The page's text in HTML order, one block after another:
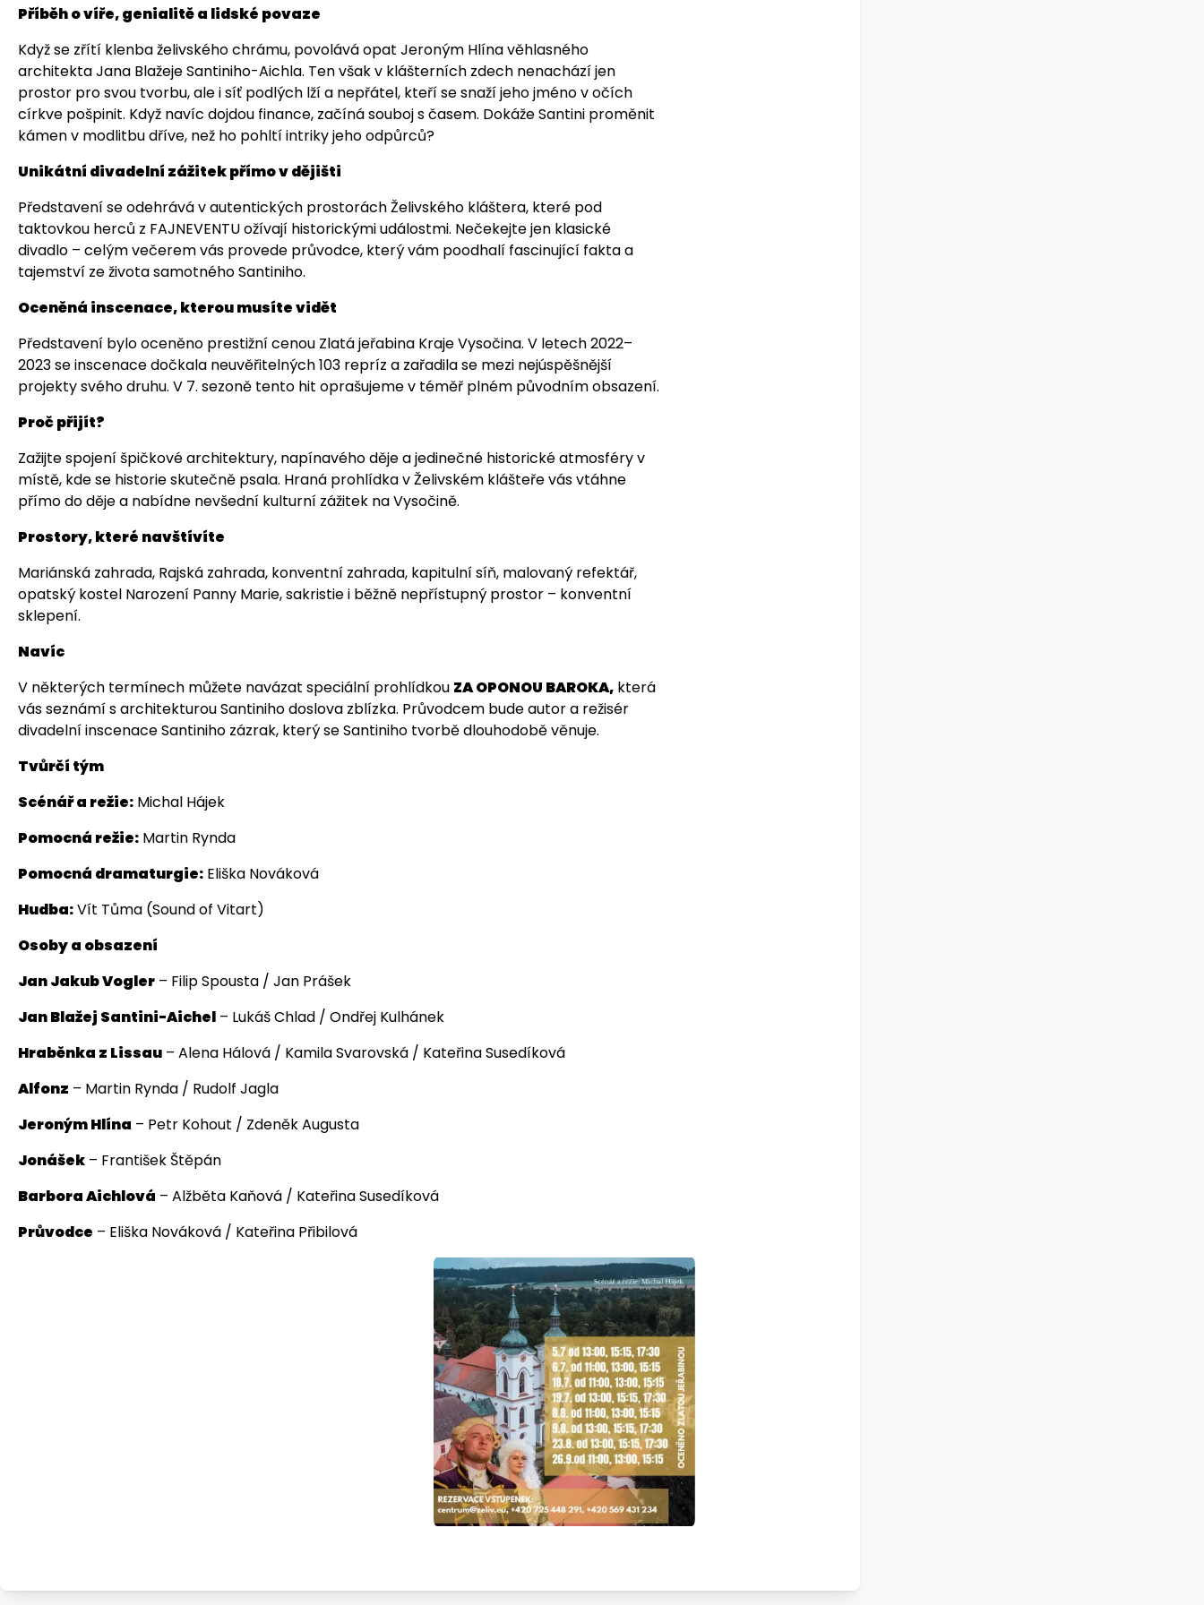
Příběh o víře, genialitě a lidské povaze
Když se zřítí klenba želivského chrámu, povolává opat Jeroným Hlína věhlasného
architekta Jana Blažeje Santiniho-Aichla. Ten však v klášterních zdech nenachází jen
prostor pro svou tvorbu, ale i síť podlých lží a nepřátel, kteří se snaží jeho jméno v očích
církve pošpinit. Když navíc dojdou finance, začíná souboj s časem. Dokáže Santini proměnit
kámen v modlitbu dříve, než ho pohltí intriky jeho odpůrců?
Unikátní divadelní zážitek přímo v dějišti
Představení se odehrává v autentických prostorách Želivského kláštera, které pod
taktovkou herců z FAJNEVENTU ožívají historickými událostmi. Nečekejte jen klasické
divadlo – celým večerem vás provede průvodce, který vám poodhalí fascinující fakta a
tajemství ze života samotného Santiniho.
Oceněná inscenace, kterou musíte vidět
Představení bylo oceněno prestižní cenou Zlatá jeřabina Kraje Vysočina. V letech 2022–
2023 se inscenace dočkala neuvěřitelných 103 repríz a zařadila se mezi nejúspěšnější
projekty svého druhu. V 7. sezoně tento hit oprašujeme v téměř plném původním obsazení.
Proč přijít?
Zažijte spojení špičkové architektury, napínavého děje a jedinečné historické atmosféry v
místě, kde se historie skutečně psala. Hraná prohlídka v Želivském klášteře vás vtáhne
přímo do děje a nabídne nevšední kulturní zážitek na Vysočině.
Prostory, které navštívíte
Mariánská zahrada, Rajská zahrada, konventní zahrada, kapitulní síň, malovaný refektář,
opatský kostel Narození Panny Marie, sakristie i běžně nepřístupný prostor – konventní
sklepení.
Navíc
V některých termínech můžete navázat speciální prohlídkou ZA OPONOU BAROKA, která
vás seznámí s architekturou Santiniho doslova zblízka. Průvodcem bude autor a režisér
divadelní inscenace Santiniho zázrak, který se Santiniho tvorbě dlouhodobě věnuje.
Tvůrčí tým
Scénář a režie: Michal Hájek
Pomocná režie: Martin Rynda
Pomocná dramaturgie: Eliška Nováková
Hudba:Vít Tůma (Sound of Vitart)
Osoby a obsazení
Jan Jakub Vogler – Filip Spousta / Jan Prášek
Jan Blažej Santini-Aichel – Lukáš Chlad / Ondřej Kulhánek
Hraběnka z Lissau – Alena Hálová / Kamila Svarovská / Kateřina Susedíková
Alfonz – Martin Rynda / Rudolf Jagla
Jeroným Hlína – Petr Kohout / Zdeněk Augusta
Jonášek – František Štěpán
Barbora Aichlová – Alžběta Kaňová / Kateřina Susedíková
Průvodce – Eliška Nováková / Kateřina Přibilová